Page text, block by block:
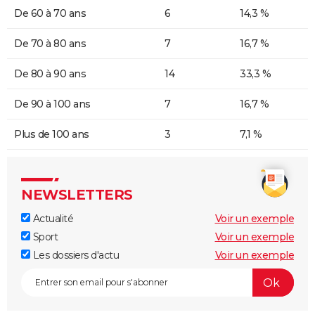
De 60 à 70 ans 6 14,3 %
De 70 à 80 ans 7 16,7 %
De 80 à 90 ans 14 33,3 %
De 90 à 100 ans 7 16,7 %
Plus de 100 ans 3 7,1 %
NEWSLETTERS
Actualité
Voir un exemple
Sport
Voir un exemple
Les dossiers d'actu
Voir un exemple